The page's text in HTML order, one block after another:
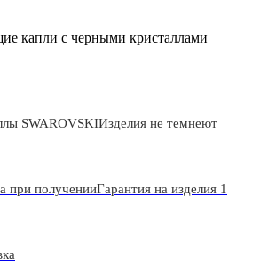
капли с черными кристаллами
SWAROVSKIИзделия не темнеют
при полученииГарантия на изделия 1